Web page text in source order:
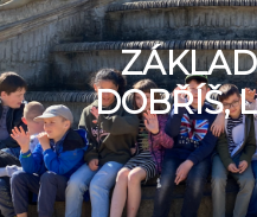
DOBŘÍŠ,